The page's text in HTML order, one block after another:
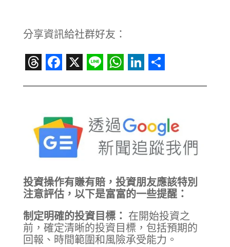
分享資訊給社群好友：
投資操作有賺有賠，投資朋友應該特別
注意評估，以下是富富的一些提醒：
制定明確的投資目標： 在開始投資之
前，確定清晰的投資目標，包括預期的
回報、時間範圍和風險承受能力。